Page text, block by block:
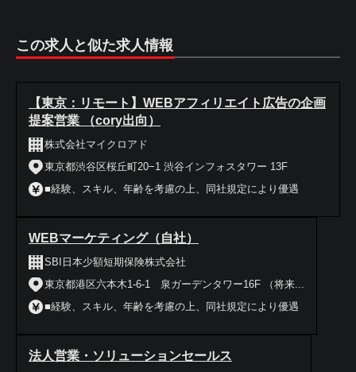
この求人と似た求人情報
【東京：リモート】WEBアフィリエイト広告の企画
提案営業 （cory出向）
株式会社マイクロアド
東京都渋谷区桜丘町20−1 渋谷インフォスタワー 13F
■経験、スキル、年齢を考慮の上、同社規定により優遇
WEBマーケティング（自社）
SBI日本少額短期保険株式会社
東京都港区六本木1-6-1 泉ガーデンタワー16F （将来...
■経験、スキル、年齢を考慮の上、同社規定により優遇
法人営業・ソリューションセールス